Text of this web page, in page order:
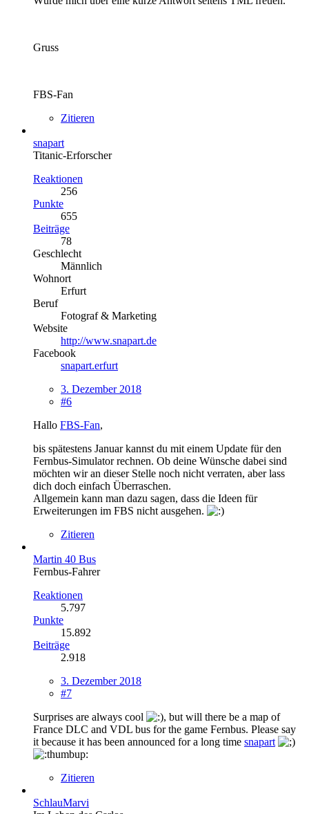
Gruss
FBS-Fan
Zitieren
snapart
Titanic-Erforscher
Reaktionen
256
Punkte
655
Beiträge
78
Geschlecht
Männlich
Wohnort
Erfurt
Beruf
Fotograf & Marketing
Website
http://www.snapart.de
Facebook
snapart.erfurt
3. Dezember 2018
#6
Hallo FBS-Fan,
bis spätestens Januar kannst du mit einem Update für den
Fernbus-Simulator rechnen. Ob deine Wünsche dabei sind
möchten wir an dieser Stelle noch nicht verraten, aber lass
dich doch einfach Überraschen.
Allgemein kann man dazu sagen, dass die Ideen für
Erweiterungen im FBS nicht ausgehen.
Zitieren
Martin 40 Bus
Fernbus-Fahrer
Reaktionen
5.797
Punkte
15.892
Beiträge
2.918
3. Dezember 2018
#7
Surprises are always cool
, but will there be a map of
France DLC and VDL bus for the game Fernbus. Please say
it because it has been announced for a long time snapart
Zitieren
SchlauMarvi